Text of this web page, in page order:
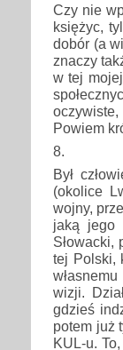
Czy nie
księżyc,
dobór (a
znaczy
w tej
oczywiste,
Powiem
8.
Był
(okolice
wojny,
jaką jego
Słowacki,
tej Polski,
wizji.
gdzieś
potem już
KUL-u.